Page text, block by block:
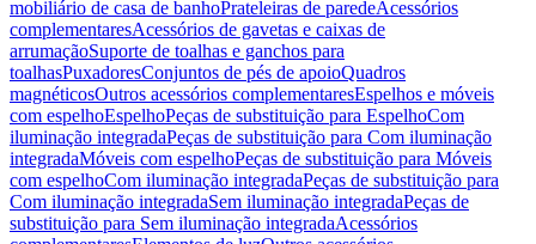
mobiliário de casa de banhoPrateleiras de paredeAcessórios
complementaresAcessórios de gavetas e caixas de
arrumaçãoSuporte de toalhas e ganchos para
toalhasPuxadoresConjuntos de pés de apoioQuadros
magnéticosOutros acessórios complementaresEspelhos e móveis
com espelhoEspelhoPeças de substituição para EspelhoCom
iluminação integradaPeças de substituição para Com iluminação
integradaMóveis com espelhoPeças de substituição para Móveis
com espelhoCom iluminação integradaPeças de substituição para
Com iluminação integradaSem iluminação integradaPeças de
substituição para Sem iluminação integradaAcessórios